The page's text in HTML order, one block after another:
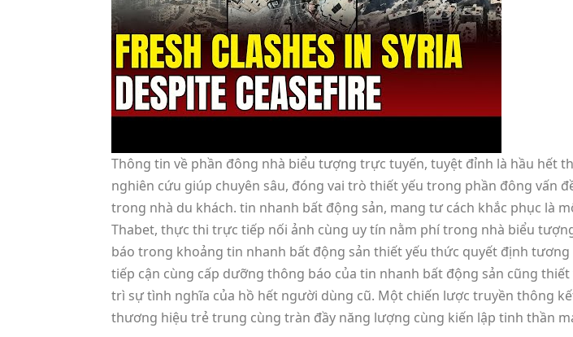
Thông tin về phần đông nhà biểu tượng trực tuyến, tuyệt đỉnh là hầu hết
nghiên cứu giúp chuyên sâu, đóng vai trò thiết yếu trong phần đông vấn
trong nhà du khách. tin nhanh bất động sản, mang tư cách khắc phục là
Thabet, thực thi trực tiếp nối ảnh cùng uy tín nằm phí trong nhà biểu
báo trong khoảng tin nhanh bất động sản thiết yếu thức quyết định
tiếp cận cùng cấp dưỡng thông báo của tin nhanh bất động sản cũng
trì sự tình nghĩa của hồ hết người dùng cũ. Một chiến lược truyền thông
thương hiệu trẻ trung cùng tràn đầy năng lượng cùng kiến lập tinh thần